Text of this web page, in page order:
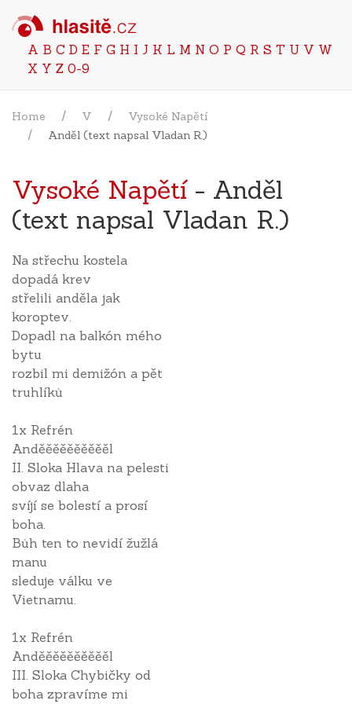
A B C D E F G H I J K L M N O P Q R S T U V W
X Y Z 0-9
Home V
Vysoké Napětí
Anděl (text napsal Vladan R.)
Vysoké Napětí- Anděl
(text napsal Vladan R.)
Na střechu kostela
dopadá krev
střelili anděla jak
koroptev.
Dopadl na balkón mého
bytu
rozbil mi demižón a pět
truhlíků
1x Refrén
Anděěěěěěěěěěl
II. Sloka Hlava na pelesti
obvaz dlaha
svíjí se bolestí a prosí
boha.
Bůh ten to nevidí žužlá
manu
sleduje válku ve
Vietnamu.
1x Refrén
Anděěěěěěěěěěl
III. Sloka Chybičky od
boha zpravíme mi